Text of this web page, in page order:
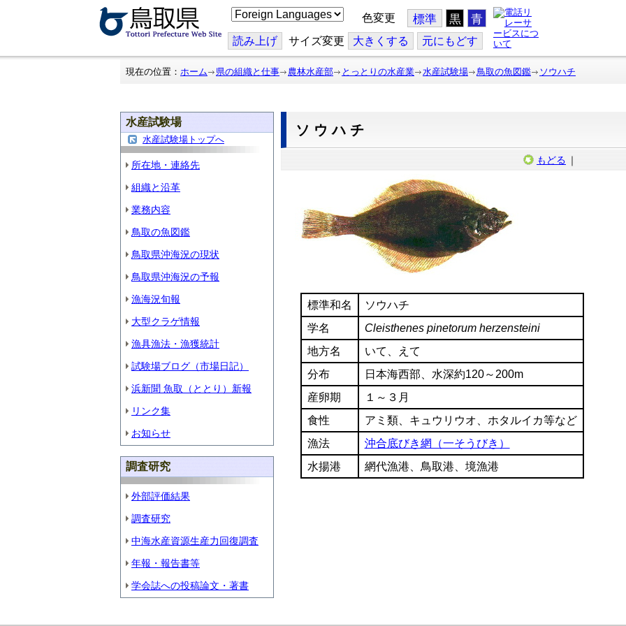
こ
の
ジ
を
翻
色変更 標準 黒 青
読み上げ サイズ変更 大きくする 元にもどす
現在の位置： ホーム 県の組織と仕事 農林水産部 とっとりの水産業 水産試験場 鳥取の魚図鑑 ソウハチ
水産試験場
水産試験場トップへ
所在地・連絡先
組織と沿革
業務内容
鳥取の魚図鑑
鳥取県沖海況の現状
鳥取県沖海況の予報
漁海況旬報
大型クラゲ情報
漁具漁法・漁獲統計
試験場ブログ（市場日記）
浜新聞 魚取（ととり）新報
リンク集
お知らせ
調査研究
外部評価結果
調査研究
中海水産資源生産力回復調査
年報・報告書等
学会誌への投稿論文・著書
ソウハチ
もどる ｜
標準和名
ソウハチ
学名
Cleisthenes pinetorum herzensteini
地方名
いて、えて
分布
日本海西部、水深約120～200m
産卵期
１～３月
食性
アミ類、キュウリウオ、ホタルイカ等など
漁法
沖合底びき網（一そうびき）
水揚港
網代漁港、鳥取港、境漁港